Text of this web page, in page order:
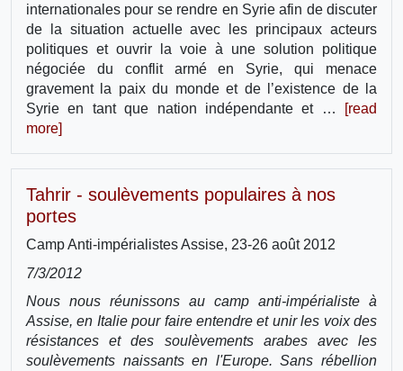
internationales pour se rendre en Syrie afin de discuter
de la situation actuelle avec les principaux acteurs
politiques et ouvrir la voie à une solution politique
négociée du conflit armé en Syrie, qui menace
gravement la paix du monde et de l’existence de la
Syrie en tant que nation indépendante et …
[read
more]
Tahrir - soulèvements populaires à nos
portes
Camp Anti-impérialistes Assise, 23-26 août 2012
7/3/2012
Nous nous réunissons au camp anti-impérialiste à
Assise, en Italie pour faire entendre et unir les voix des
résistances et des soulèvements arabes avec les
soulèvements naissants en l'Europe. Sans rébellion